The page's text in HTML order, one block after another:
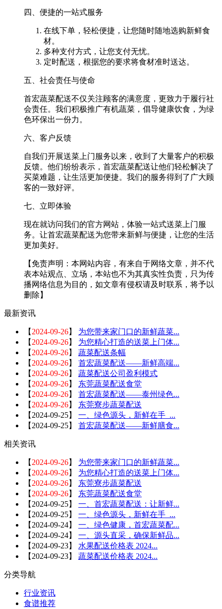
四、便捷的一站式服务
在线下单，轻松便捷，让您随时随地选购新鲜食
材。
多种支付方式，让您支付无忧。
定时配送，根据您的要求将食材准时送达。
五、社会责任与使命
首宏蔬菜配送不仅关注顾客的满意度，更致力于履行社
会责任。我们积极推广有机蔬菜，倡导健康饮食，为绿
色环保出一份力。
六、客户反馈
自我们开展送菜上门服务以来，收到了大量客户的积极
反馈。他们纷纷表示，首宏蔬菜配送让他们轻松解决了
买菜难题，让生活更加便捷。我们的服务得到了广大顾
客的一致好评。
七、立即体验
现在就访问我们的官方网站，体验一站式送菜上门服
务。让首宏蔬菜配送为您带来新鲜与便捷，让您的生活
更加美好。
【免责声明：本网站内容，有来自于网络文章，并不代
表本站观点、立场，本站也不为其真实性负责，只为传
播网络信息为目的，如文章有侵权请及时联系，将予以
删除】
最新资讯
【 2024-09-26】 为您带来家门口的新鲜蔬菜...
【 2024-09-26】 为您精心打造的送菜上门体...
【 2024-09-26】 蔬菜配送条幅
【 2024-09-26】 首宏蔬菜配送——新鲜高端...
【 2024-09-26】 蔬菜配送公司盈利模式
【 2024-09-26】 东莞蔬菜配送食堂
【 2024-09-26】 首宏蔬菜配送——泰州绿色...
【 2024-09-26】 东莞寮步蔬菜配送
【 2024-09-25】 一、绿色源头，新鲜在手_...
【 2024-09-25】 首宏蔬菜配送——新鲜膳食...
相关资讯
【 2024-09-26】 为您带来家门口的新鲜蔬菜...
【 2024-09-26】 为您精心打造的送菜上门体...
【 2024-09-26】 东莞寮步蔬菜配送
【 2024-09-26】 东莞蔬菜配送食堂
【 2024-09-25】 一、首宏蔬菜配送：让新鲜...
【 2024-09-25】 一、绿色源头，新鲜在手_...
【 2024-09-24】 一、绿色健康，首宏蔬菜配...
【 2024-09-24】 一、源头直采，确保新鲜品...
【 2024-09-23】 水果配送价格表 2024...
【 2024-09-23】 蔬菜配送价格表 2024...
分类导航
行业资讯
食谱推荐